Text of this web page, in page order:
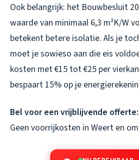
Ook belangrijk: het Bouwbesluit
waarde van minimaal 6,3 m²K/W
betekent betere isolatie. Als je
moet je sowieso aan die eis
kosten met €15 tot €25 per
bespaart 15% op je
Bel voor een vrijblijvende offerte:
Geen voorrijkosten in Weert en